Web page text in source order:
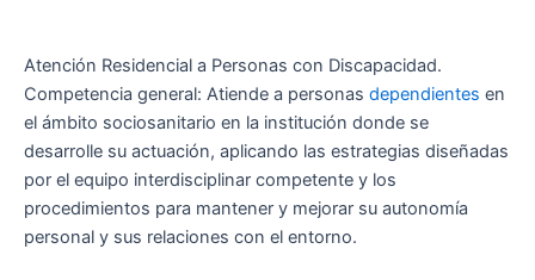
Atención Residencial a Personas con Discapacidad.
Competencia general: Atiende a personas dependientes en
el ámbito sociosanitario en la institución donde se
desarrolle su actuación, aplicando las estrategias diseñadas
por el equipo interdisciplinar competente y los
procedimientos para mantener y mejorar su autonomía
personal y sus relaciones con el entorno.